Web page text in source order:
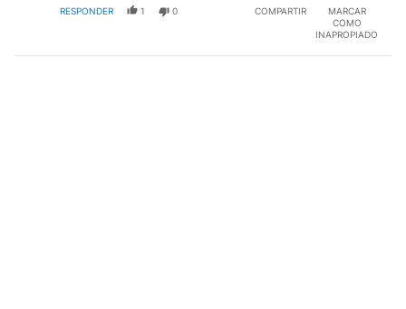
RESPONDER 1 0 COMPARTIR
MARCAR
COMO
INAPROPIADO